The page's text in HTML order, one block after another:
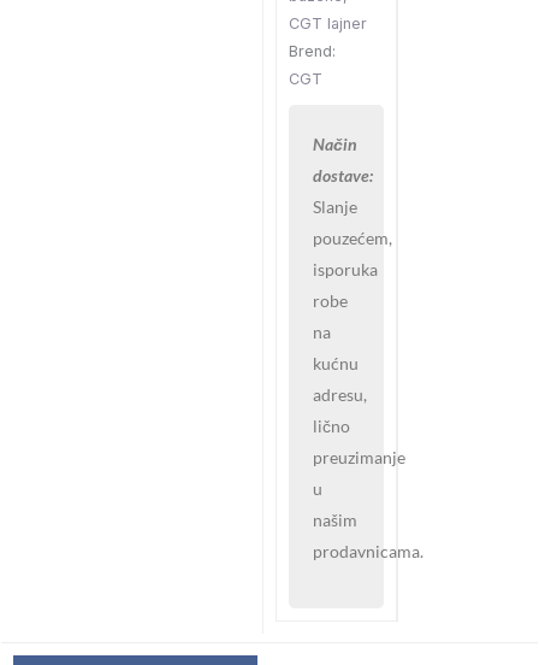
CGT lajner
Brend:
CGT
Način
dostave:
Slanje
pouzećem,
isporuka
robe
na
kućnu
adresu,
lično
preuzimanje
u
našim
prodavnicama.